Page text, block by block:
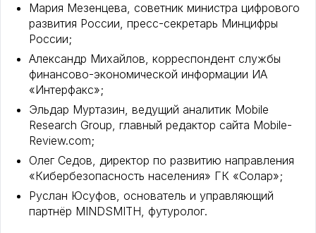
Мария Мезенцева, советник министра цифрового
развития России, пресс-секретарь Минцифры
России;
Александр Михайлов, корреспондент службы
финансово-экономической информации ИА
«Интерфакс»;
Эльдар Муртазин, ведущий аналитик Mobile
Research Group, главный редактор сайта Mobile-
Review.com;
Олег Седов, директор по развитию направления
«Кибербезопасность населения» ГК «Солар»;
Руслан Юсуфов, основатель и управляющий
партнёр MINDSMITH, футуролог.